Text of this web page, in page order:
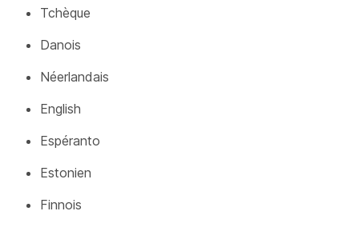
Tchèque
Danois
Néerlandais
English
Espéranto
Estonien
Finnois